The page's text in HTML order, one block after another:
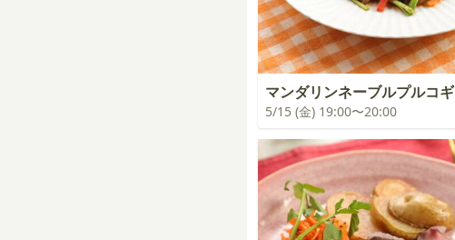
マンダリンネーブルプルコギ
5/15 (金) 19:00〜20:00